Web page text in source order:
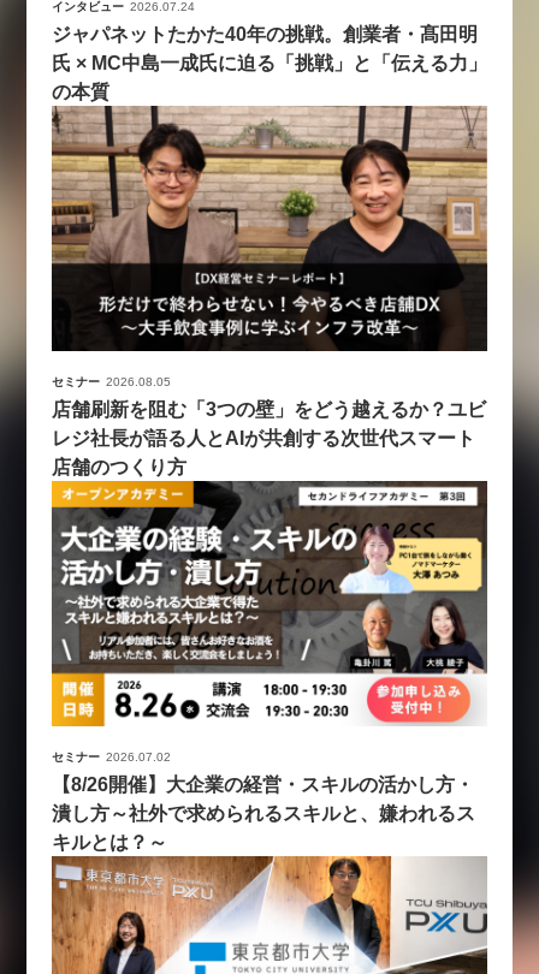
インタビュー 2026.07.24
ジャパネットたかた40年の挑戦。創業者・髙田明
氏 × MC中島一成氏に迫る「挑戦」と「伝える力」
の本質
セミナー 2026.08.05
店舗刷新を阻む「3つの壁」をどう越えるか？ユビ
レジ社長が語る人とAIが共創する次世代スマート
店舗のつくり方
セミナー 2026.07.02
【8/26開催】大企業の経営・スキルの活かし方・
潰し方～社外で求められるスキルと、嫌われるス
キルとは？～